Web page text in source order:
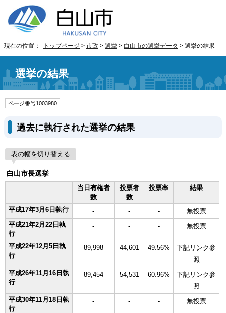
現在の位置： トップページ > 市政 > 選挙 > 白山市の選挙データ > 選挙の結果
選挙の結果
ページ番号1003980
過去に執行された選挙の結果
表の幅を切り替える
白山市長選挙
当日有権者
数
投票者
数
投票率 結果
平成17年3月6日執行 - - -
無投票
平成21年2月22日執
行
- - - 無投票
平成22年12月5日執
行
89,998 44,601 49.56%
下記リンク参
照
平成26年11月16日執
行
89,454 54,531 60.96%
下記リンク参
照
平成30年11月18日執
行
- - - 無投票